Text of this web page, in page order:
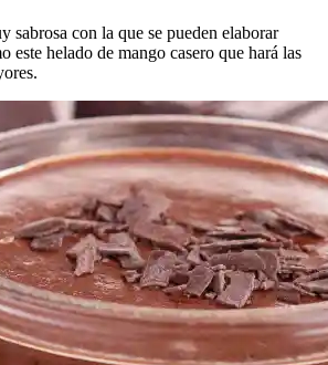
sabrosa con la que se pueden elaborar
este helado de mango casero que hará las